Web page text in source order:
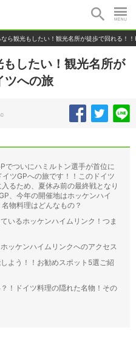
ら観光もしたい！観光名所が徒歩で回れる！
したい！観光名所が
ツへの旅
でついにハミルトン選手が首位に
ツGPへの旅です！！このドイツ
るため、夏休み前の最終戦となり
、今年の開催地はホッケンハイ
物料理はどんなもの？
いるホッケンハイムリンク！つま
ッケンハイムリンクへのアクセス
よう！！お勧めスポット5選ご紹
！ドイツ料理の隠れた名物！その